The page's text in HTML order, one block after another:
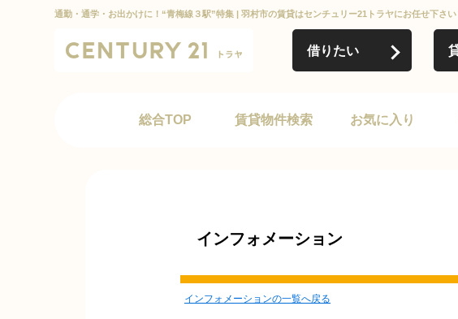
通勤・通学・お出かけに！“青梅線３駅”特集 | 羽村市の賃貸はセンチュリー21トラヤにお任せ下さい
借りたい
総合TOP 賃貸物件検索 お気に入り
インフォメーション
インフォメーションの一覧へ戻る